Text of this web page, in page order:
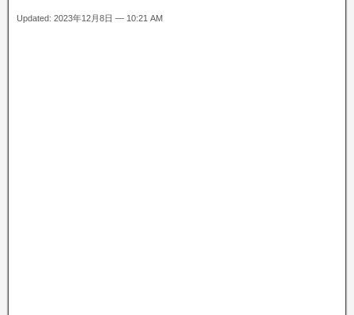
Updated: 2023年12月8日 — 10:21 AM